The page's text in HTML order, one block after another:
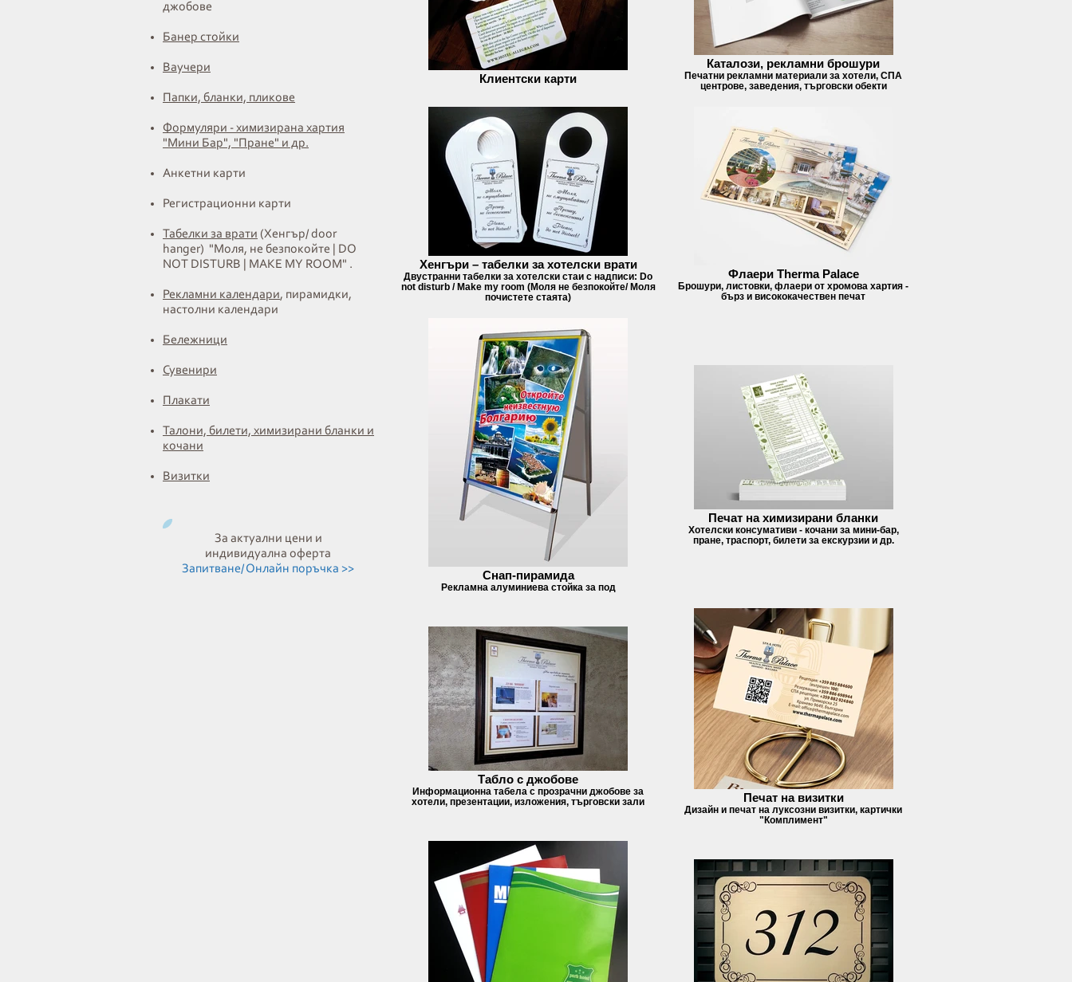
джобове
Банер стойки
Ваучери
Папки, бланки, пликове
Формуляри - химизирана хартия
"Мини Бар", "Пране" и др.
Анкетни карти
Регистрационни карти
Табелки за врати (Хенгър/ door
hanger) "Моля, не безпокойте | DO
NOT DISTURB | MAKE MY ROOM" .
Рекламни календари, пирамидки,
настолни календари
Бележници
Сувенири
Плакати
Талони, билети, химизирани бланки и
кочани
Визитки
За актуални цени и
индивидуална оферта
Запитване/ Онлайн поръчка >>
Клиентски карти
Каталози, рекламни брошури
Печатни рекламни материали за хотели, СПА
центрове, заведения, търговски обекти
Хенгъри – табелки за хотелски врати
Двустранни табелки за хотелски стаи с надписи: Do
not disturb / Make my room (Моля не безпокойте/ Моля
почистете стаята)
Флаери Therma Palace
Брошури, листовки, флаери от хромова хартия -
бърз и висококачествен печат
Снап-пирамида
Рекламна алуминиева стойка за под
Печат на химизирани бланки
Хотелски консумативи - кочани за мини-бар,
пране, траспорт, билети за екскурзии и др.
Табло с джобове
Информационна табела с прозрачни джобове за
хотели, презентации, изложения, търговски зали
Печат на визитки
Дизайн и печат на луксозни визитки, картички
"Комплимент"